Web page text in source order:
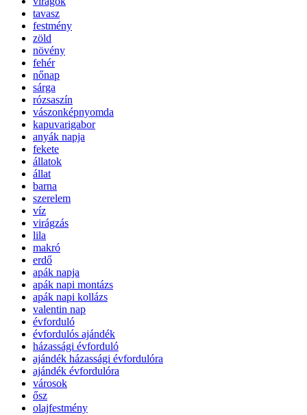
tavasz
festmény
zöld
növény
fehér
nőnap
sárga
rózsaszín
vászonképnyomda
kapuvarigabor
anyák napja
fekete
állatok
állat
barna
szerelem
víz
virágzás
lila
makró
erdő
apák napja
apák napi montázs
apák napi kollázs
valentin nap
évforduló
évfordulós ajándék
házassági évforduló
ajándék házassági évfordulóra
ajándék évfordulóra
városok
ősz
olajfestmény